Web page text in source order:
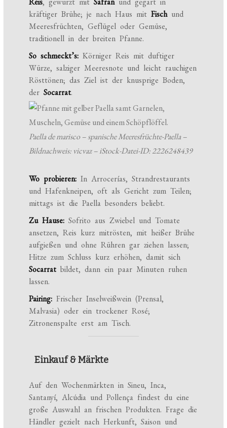
kräftiger Brühe; je nach Haus mitFischund
Meeresfrüchten, Geflügel oder Gemüse,
traditionell in der breiten Pfanne.
So schmeckt’s: Körniger Reis mit duftiger
Würze, salziger Meeresnote und leicht rauchigen
Rösttönen; das Ziel ist der knusprige Boden,
derSocarrat.
Paella de marisco – spanische Meeresfrüchte-Paella –
Bildnachweis: vicvaz – iStock-Datei-ID: 2226248439
Wo probieren: In Arrocerías, Strandrestaurants
und Hafenkneipen, oft als Gericht zum Teilen;
mittags ist die Paella besonders beliebt.
Zu Hause: Sofrito aus Zwiebel und Tomate
ansetzen, Reis kurz mitrösten, mit heißer Brühe
aufgießen und ohne Rühren gar ziehen lassen;
Hitze zum Schluss kurz erhöhen, damit sich
Socarrat bildet, dann ein paar Minuten ruhen
lassen.
Pairing: Frischer Inselweißwein (Prensal,
Malvasia) oder ein trockener Rosé;
Zitronenspalte erst am Tisch.
Einkauf & Märkte
Auf den Wochenmärkten in Sineu, Inca,
Santanyí, Alcúdia und Pollença findest du eine
große Auswahl an frischen Produkten. Frage die
Händler gezielt nach Herkunft, Saison und